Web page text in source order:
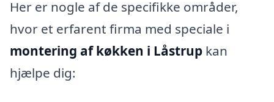
Her er nogle af de specifikke områder,
hvor et erfarent firma med speciale i
montering af køkken i Låstrup kan
hjælpe dig: